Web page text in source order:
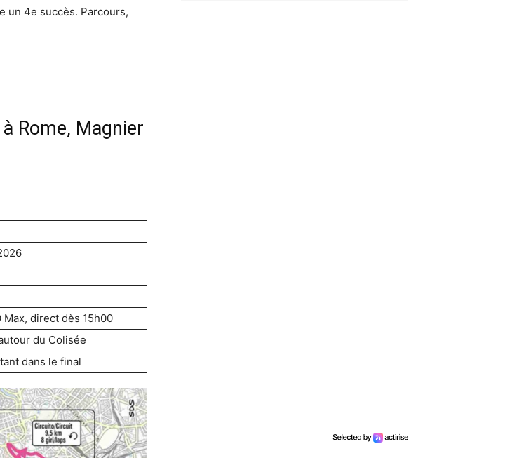
un 4e succès. Parcours,
Rome, Magnier
Max, direct dès 15h00
du Colisée
dans le final